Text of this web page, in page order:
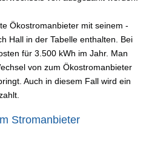
Ökostromanbieter mit seinem -
Hall in der Tabelle enthalten. Bei
für 3.500 kWh im Jahr. Man
von zum Ökostromanbieter
Auch in diesem Fall wird ein
Stromanbieter